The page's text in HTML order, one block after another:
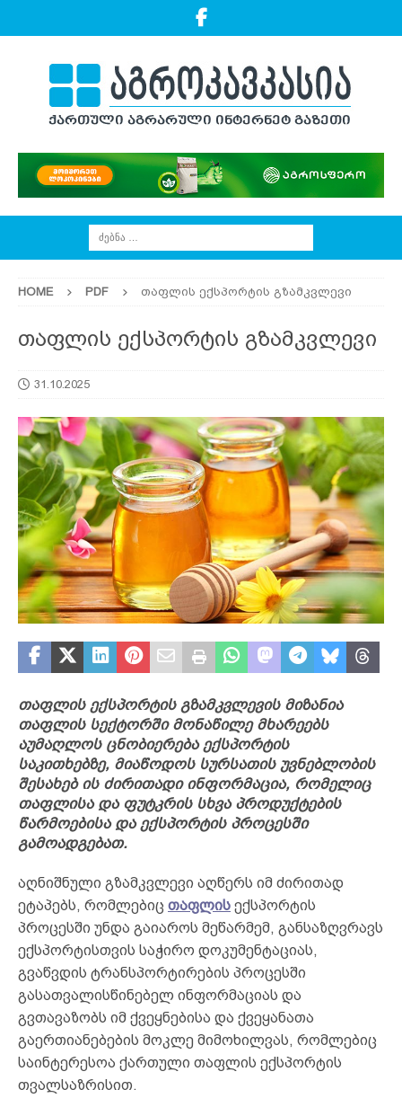
HOME PDF თაფლის ექსპორტის გზამკვლევი
თაფლის ექსპორტის გზამკვლევი
31.10.2025
თაფლის ექსპორტის გზამკვლევის მიზანია
თაფლის სექტორში მონაწილე მხარეებს
აუმაღლოს ცნობიერება ექსპორტის
საკითხებზე, მიაწოდოს სურსათის უვნებლობის
შესახებ ის ძირითადი ინფორმაცია, რომელიც
თაფლისა და ფუტკრის სხვა პროდუქტების
წარმოებისა და ექსპორტის პროცესში
გამოადგებათ.
აღნიშნული გზამკვლევი აღწერს იმ ძირითად
ეტაპებს, რომლებიც თაფლის ექსპორტის
პროცესში უნდა გაიაროს მეწარმემ, განსაზღვრავს
ექსპორტისთვის საჭირო დოკუმენტაციას,
გვაწვდის ტრანსპორტირების პროცესში
გასათვალისწინებელ ინფორმაციას და
გვთავაზობს იმ ქვეყნებისა და ქვეყანათა
გაერთიანებების მოკლე მიმოხილვას, რომლებიც
საინტერესოა ქართული თაფლის ექსპორტის
თვალსაზრისით.